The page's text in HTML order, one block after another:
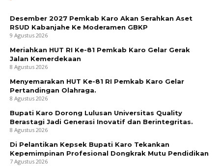
Desember 2027 Pemkab Karo Akan Serahkan Aset
RSUD Kabanjahe Ke Moderamen GBKP
9 Agustus 2026
Meriahkan HUT RI Ke-81 Pemkab Karo Gelar Gerak
Jalan Kemerdekaan
8 Agustus 2026
Menyemarakan HUT Ke-81 RI Pemkab Karo Gelar
Pertandingan Olahraga.
8 Agustus 2026
Bupati Karo Dorong Lulusan Universitas Quality
Berastagi Jadi Generasi Inovatif dan Berintegritas.
8 Agustus 2026
Di Pelantikan Kepsek Bupati Karo Tekankan
Kepemimpinan Profesional Dongkrak Mutu Pendidikan
7 Agustus 2026